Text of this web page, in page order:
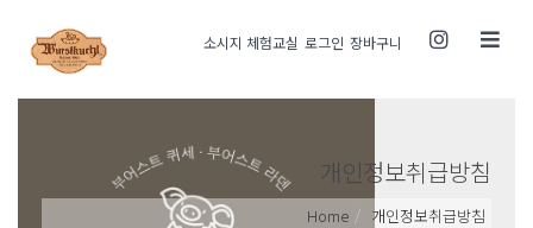
소시지 체험교실 로그인 장바구니 Toggle
개인정보취급방침
Home 개인정보취급방침